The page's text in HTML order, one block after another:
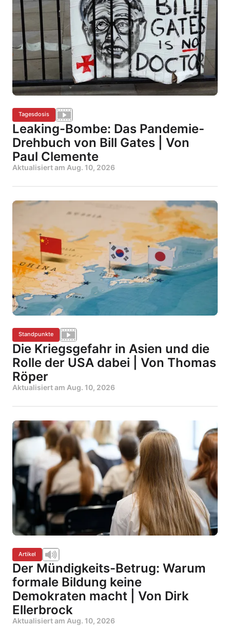
Tagesdosis
Leaking-Bombe: Das Pandemie-
Drehbuch von Bill Gates | Von
Paul Clemente
Aktualisiert am Aug. 10, 2026
Standpunkte
Die Kriegsgefahr in Asien und die
Rolle der USA dabei | Von Thomas
Röper
Aktualisiert am Aug. 10, 2026
Artikel
Der Mündigkeits-Betrug: Warum
formale Bildung keine
Demokraten macht | Von Dirk
Ellerbrock
Aktualisiert am Aug. 10, 2026